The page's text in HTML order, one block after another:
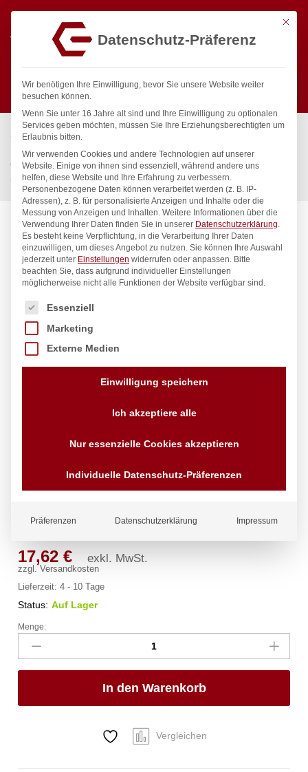
Suchen
Start / Gastronomiebedarf & Gastro Geräte für Profis
Küchenartikel
Gastronormbehälter
/
Gastronorm-Behälter 2/4, HENDI, Profi Line, GN 2/4, 2,5L,
(H)40mm
Gastronorm-Behälter 2/4, HENDI,
Marke:Hendi
17,62€ exkl. MwSt.
zzgl.Versandkosten
Lieferzeit:4 - 10 Tage
Status: Auf Lager
Gastronorm-
Behälter
2/4,
HENDI,
Line,
(H)40mm
Menge:
In den Warenkorb
Vergleichen
Mit
Datenschutz-Präferenz
Wir benötigen Ihre Einwilligung, bevor Sie unsere Website weiter
besuchen können.
Wenn Sie unter 16 Jahre alt sind und Ihre Einwilligung zu optionalen
Services geben möchten, müssen Sie Ihre Erziehungsberechtigten um
Erlaubnis bitten.
Wir verwenden Cookies und andere Technologien auf unserer
Website. Einige von ihnen sind essenziell, während andere uns
helfen, diese Website und Ihre Erfahrung zu verbessern.
Personenbezogene Daten können verarbeitet werden (z. B. IP-
Adressen), z. B. für personalisierte Anzeigen und Inhalte oder die
Messung von Anzeigen und Inhalten. Weitere Informationen über die
Verwendung Ihrer Daten finden Sie in unserer Datenschutzerklärung.
Es besteht keine Verpflichtung, in die Verarbeitung Ihrer Daten
einzuwilligen, um dieses Angebot zu nutzen. Sie können Ihre Auswahl
jederzeit unter Einstellungen widerrufen oder anpassen. Bitte
beachten Sie, dass aufgrund individueller Einstellungen
möglicherweise nicht alle Funktionen der Website verfügbar sind.
Es folgt eine Liste der Service-Gruppen, für die eine
Essenziell
Marketing
Externe Medien
Einwilligung speichern
Ich akzeptiere alle
Nur essenzielle Cookies akzeptieren
Individuelle Datenschutz-Präferenzen
Präferenzen Datenschutzerklärung Impressum